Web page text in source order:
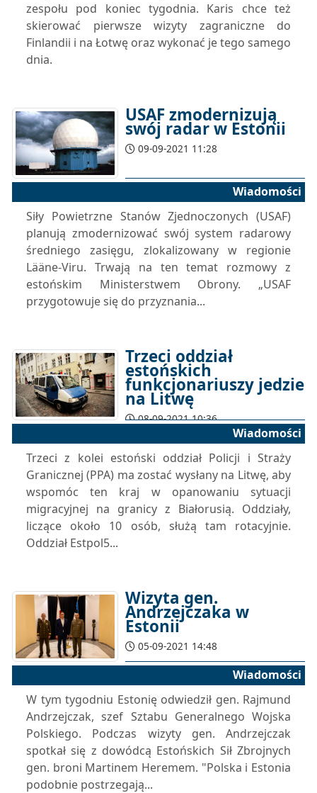
zespołu pod koniec tygodnia. Karis chce też
skierować pierwsze wizyty zagraniczne do
Finlandii i na Łotwę oraz wykonać je tego samego
dnia.
USAF zmodernizują
swój radar w Estonii
09-09-2021 11:28
Wiadomości
Siły Powietrzne Stanów Zjednoczonych (USAF)
planują zmodernizować swój system radarowy
średniego zasięgu, zlokalizowany w regionie
Lääne-Viru. Trwają na ten temat rozmowy z
estońskim Ministerstwem Obrony. „USAF
przygotowuje się do przyznania...
Trzeci oddział
estońskich
funkcjonariuszy jedzie
na Litwę
08-09-2021 10:36
Wiadomości
Trzeci z kolei estoński oddział Policji i Straży
Granicznej (PPA) ma zostać wysłany na Litwę, aby
wspomóc ten kraj w opanowaniu sytuacji
migracyjnej na granicy z Białorusią. Oddziały,
liczące około 10 osób, służą tam rotacyjnie.
Oddział Estpol5...
Wizyta gen.
Andrzejczaka w
Estonii
05-09-2021 14:48
Wiadomości
W tym tygodniu Estonię odwiedził gen. Rajmund
Andrzejczak, szef Sztabu Generalnego Wojska
Polskiego. Podczas wizyty gen. Andrzejczak
spotkał się z dowódcą Estońskich Sił Zbrojnych
gen. broni Martinem Heremem. "Polska i Estonia
podobnie postrzegają...